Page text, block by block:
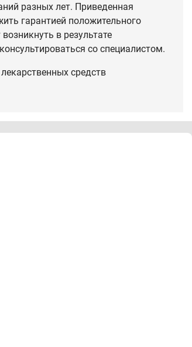
разных лет. Приведенная
гарантией положительного
в результате
со специалистом.
средств